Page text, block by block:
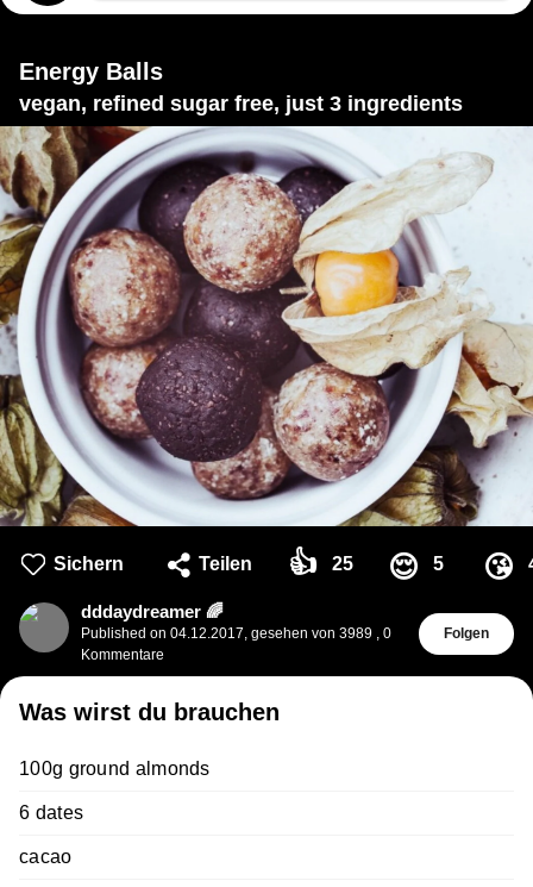
Energy Balls
vegan, refined sugar free, just 3 ingredients
Sichern Teilen 👍 25 😌 5 😘
dddaydreamer 🌈
Published on 04.12.2017, gesehen von 3989 , 0
Kommentare
Folgen
Was wirst du brauchen
100g ground almonds
6 dates
cacao